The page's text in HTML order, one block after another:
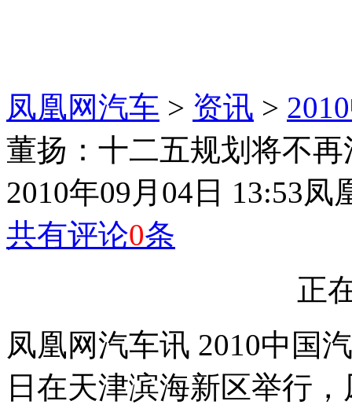
凤凰网汽车 > 资讯 >
董扬：十二五规划将不
2010年09月04日 13:53凤
共有评论0条
正
凤凰网汽车讯 2010中国
日在天津滨海新区举行